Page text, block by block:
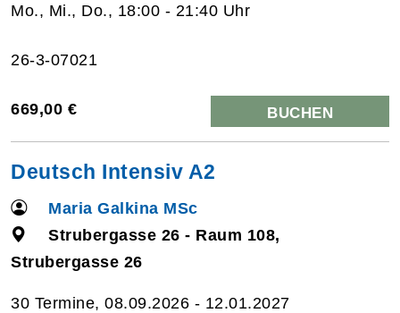
Mo., Mi., Do., 18:00 - 21:40 Uhr
26-3-07021
669,00 € BUCHEN
Deutsch Intensiv A2
Maria Galkina MSc
Strubergasse 26 - Raum 108,
Strubergasse 26
30 Termine, 08.09.2026 - 12.01.2027